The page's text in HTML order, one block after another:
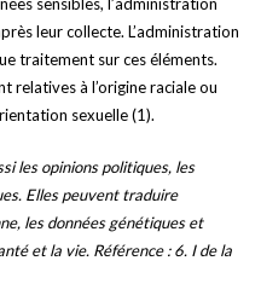
leur collecte. L’administration
traitement sur ces éléments.
relatives à l’origine raciale ou
sexuelle (1).
les opinions politiques, les
Elles peuvent traduire
les données génétiques et
et la vie. Référence : 6. I de la